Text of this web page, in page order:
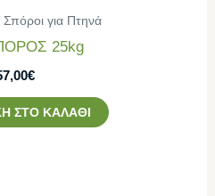
Σπόροι για Πτηνά
25kg
€
ΣΤΟ ΚΑΛΆΘΙ